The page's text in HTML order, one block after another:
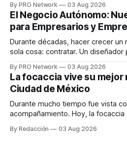
INTERIUS, el problema suele estar en
una entrevista para el podcast SER
marketing digital explicó que
By PRO Network 03 Aug 2026
El Negocio Autónomo:
para Empresarios y
Durante décadas, hacer crecer un
sola cosa: contratar. Un diseñador
para los textos, alguien que
para encontrar prospectos, un
llamadas y mensajes, y —con
By PRO Network 03 Aug 2026
La focaccia vive su mejor
Ciudad de México
Durante mucho tiempo fue vista
acompañamiento. Hoy, la
artesanal, ingredientes de calidad
By Redacción 03 Aug 2026